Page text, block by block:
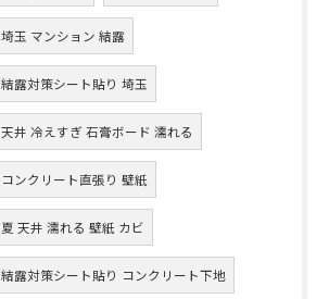
埼玉 マンション 結露
結露対策シート貼り 埼玉
天井 冷えすぎ 石膏ボード 濡れる
コンクリート直張り 壁紙
夏 天井 濡れる 壁紙 カビ
結露対策シート貼り コンクリート下地